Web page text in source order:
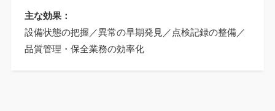
主な効果：
設備状態の把握／異常の早期発見／点検記録の整備／
品質管理・保全業務の効率化